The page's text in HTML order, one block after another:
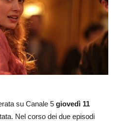
su Canale 5 giovedì 11
Nel corso dei due episodi